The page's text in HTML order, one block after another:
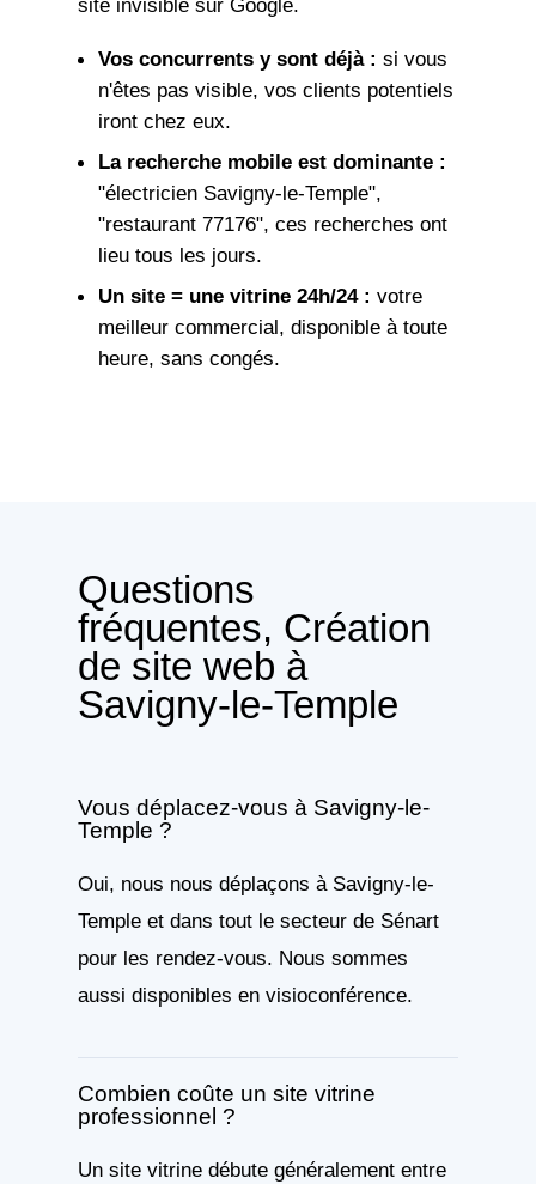
site invisible sur Google.
Vos concurrents y sont déjà : si vous
n'êtes pas visible, vos clients potentiels
iront chez eux.
La recherche mobile est dominante :
"électricien Savigny-le-Temple",
"restaurant 77176", ces recherches ont
lieu tous les jours.
Un site = une vitrine 24h/24 : votre
meilleur commercial, disponible à toute
heure, sans congés.
Questions
fréquentes, Création
de site web à
Savigny-le-Temple
Vous déplacez-vous à Savigny-le-
Temple ?
Oui, nous nous déplaçons à Savigny-le-
Temple et dans tout le secteur de Sénart
pour les rendez-vous. Nous sommes
aussi disponibles en visioconférence.
Combien coûte un site vitrine
professionnel ?
Un site vitrine débute généralement entre